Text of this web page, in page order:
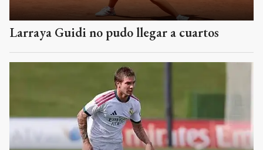
Larraya Guidi no pudo llegar a cuartos